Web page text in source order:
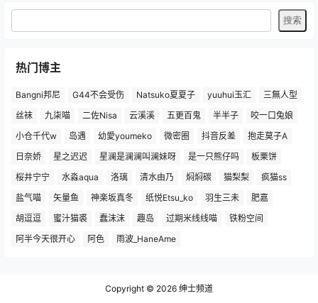
热门博主
Bangni邦尼 G44不会受伤 Natsuko夏夏子 yuuhui玉汇
三無人型
丝袜
九柒喵 二佐Nisa 云溪溪 五更百鬼 半半子
咬一口兔娘
小仓千代w
岛遇 幼愛youmeko 微密圈 抖音反差
抱走莫子A
日奈娇
星之迟迟 星澜是澜澜叫澜妹呀 是一只熊仔吗
板栗饼
桜井宁宁
水淼aqua 洛璃 清水由乃 焖焖碳 猫梨梨
疯猫ss
盐气喵
矢量鱼 神楽坂真冬 纸悦Etsu_ko 羽生三未
肥嘉
胡逗逗
蜜汁猫裘 蠢沫沫 趣岛 过期米线线喵
铁粉空间
阿半今天很开心
阿色 雨波_HaneAme
Copyright © 2026 绅士频道